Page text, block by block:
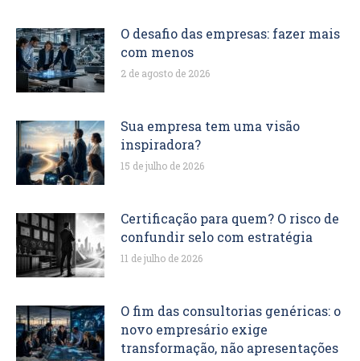
O desafio das empresas: fazer mais
com menos
2 de agosto de 2026
Sua empresa tem uma visão
inspiradora?
15 de julho de 2026
Certificação para quem? O risco de
confundir selo com estratégia
11 de julho de 2026
O fim das consultorias genéricas: o
novo empresário exige
transformação, não apresentações